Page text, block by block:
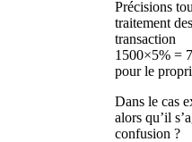
Précisions
pour le
Dans le cas
alors qu’il
confusion ?